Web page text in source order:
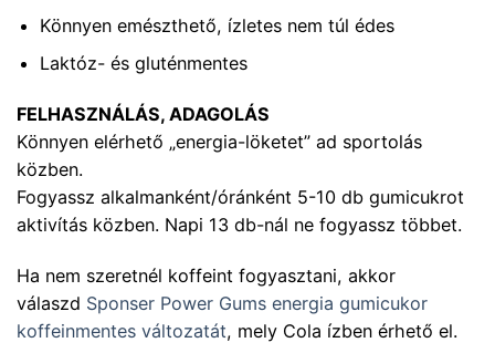
Könnyen emészthető, ízletes nem túl édes
Laktóz- és gluténmentes​
FELHASZNÁLÁS, ADAGOLÁS
Könnyen elérhető „energia-löketet” ad sportolás
közben.
Fogyassz alkalmanként/óránként 5-10 db gumicukrot
aktivítás közben. Napi 13 db-nál ne fogyassz többet.
Ha nem szeretnél koffeint fogyasztani, akkor
válaszd Sponser Power Gums energia gumicukor
koffeinmentes változatát, mely Cola ízben érhető el.